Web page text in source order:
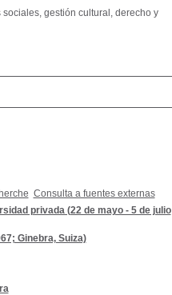
Consulta a fuentes externas
privada (22 de mayo - 5 de julio
Ginebra, Suiza)
gestión cultural, derecho y